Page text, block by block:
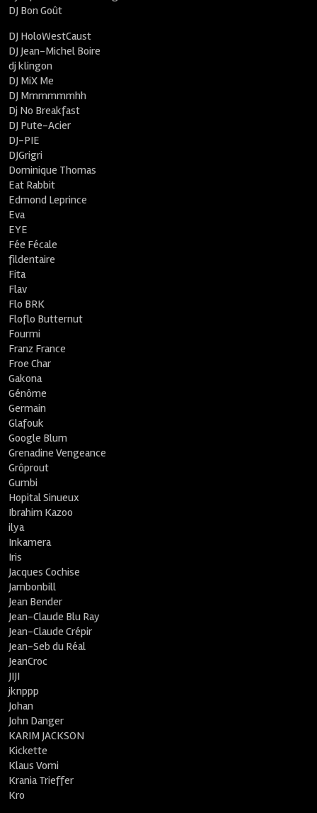
DJ Bon Goût
DJ HoloWestCaust
DJ Jean-Michel Boire
dj klingon
DJ MiX Me
DJ Mmmmmmhh
Dj No Breakfast
DJ Pute-Acier
DJ-PIE
DJGrigri
Dominique Thomas
Eat Rabbit
Edmond Leprince
Eva
EYE
Fée Fécale
fildentaire
Fita
Flav
Flo BRK
Floflo Butternut
Fourmi
Franz France
Froe Char
Gakona
Génôme
Germain
Glafouk
Google Blum
Grenadine Vengeance
Grôprout
Gumbi
Hopital Sinueux
Ibrahim Kazoo
ilya
Inkamera
Iris
Jacques Cochise
Jambonbill
Jean Bender
Jean-Claude Blu Ray
Jean-Claude Crépir
Jean-Seb du Réal
JeanCroc
JIJI
jknppp
Johan
John Danger
KARIM JACKSON
Kickette
Klaus Vomi
Krania Trieffer
Kro